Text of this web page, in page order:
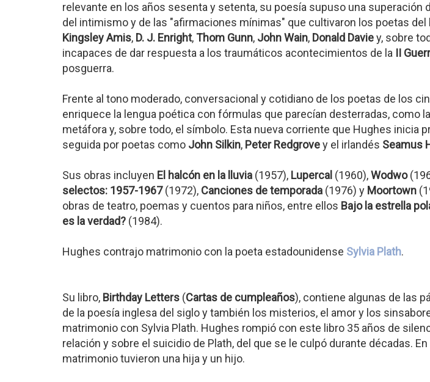
relevante en los años sesenta y setenta, su poesía supuso una superación
del intimismo y de las "afirmaciones mínimas" que cultivaron los poetas del
Kingsley Amis, D. J. Enright, Thom Gunn, John Wain, Donald Daviey, sobre
incapaces de dar respuesta a los traumáticos acontecimientos de la II
posguerra.
Frente al tono moderado, conversacional y cotidiano de los poetas de los
enriquece la lengua poética con fórmulas que parecían desterradas, como
metáfora y, sobre todo, el símbolo. Esta nueva corriente que Hughes inicia
seguida por poetas como John Silkin, Peter Redgrovey el irlandés Seamus
Sus obras incluyen El halcón en la lluvia (1957), Lupercal (1960),Wodwo
selectos: 1957-1967(1972), Canciones de temporada (1976) y Moortown
obras de teatro, poemas y cuentos para niños, entre ellos Bajo la estrella
es la verdad? (1984).
Hughes contrajo matrimonio con la poeta estadounidense Sylvia Plath.
Su libro, Birthday Letters (Cartas de cumpleaños), contiene algunas de las
de la poesía inglesa del siglo y también los misterios, el amor y los
matrimonio con Sylvia Plath. Hughes rompió con este libro 35 años de
relación y sobre el suicidio de Plath, del que se le culpó durante décadas.
matrimonio tuvieron una hija y un hijo.